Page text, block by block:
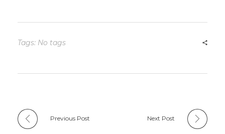
Tags: No tags
Previous Post Next Post